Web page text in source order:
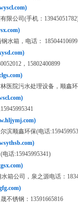
限公司(手机：
水箱，电话： 18504410699
，15802400899
医院污水处理设备，顺鑫环
滨顺鑫环保(电话
话:15945995341)
箱公司，泉之源电话：
不锈钢：13591665816